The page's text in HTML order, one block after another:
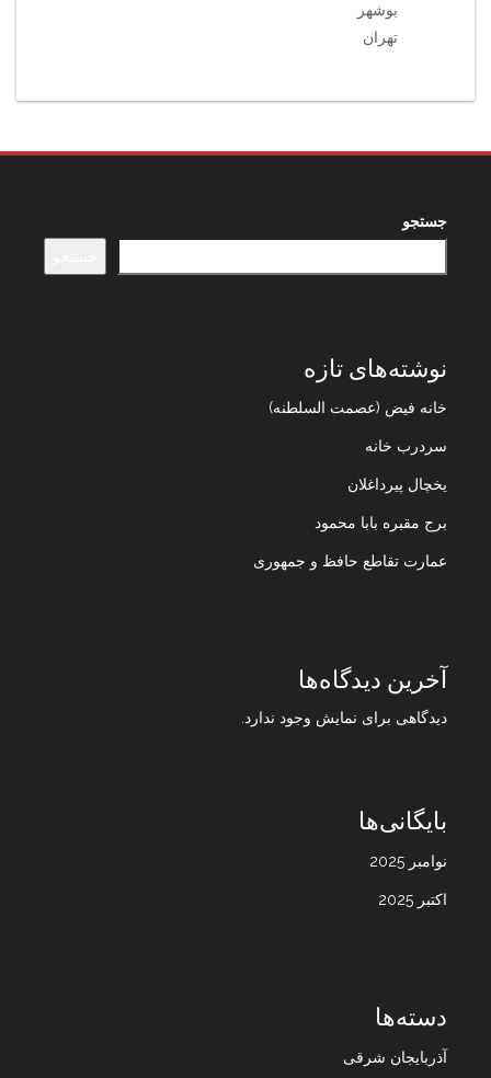
بوشهر
تهران
جستجو
نوشته‌های تازه
خانه فیض (عصمت السلطنه)
سردرب خانه
یخچال پیرداغلان
برج مقبره بابا محمود
عمارت تقاطع حافظ و جمهوری
آخرین دیدگاه‌ها
دیدگاهی برای نمایش وجود ندارد.
بایگانی‌ها
نوامبر 2025
اکتبر 2025
دسته‌ها
آذربایجان شرقی